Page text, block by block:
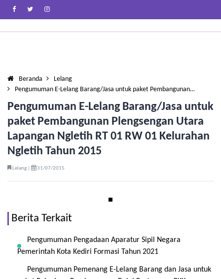
Beranda
Lelang
Pengumuman E-Lelang Barang/Jasa untuk paket Pembangunan…
Pengumuman E-Lelang Barang/Jasa untuk
paket Pembangunan Plengsengan Utara
Lapangan Ngletih RT 01 RW 01 Kelurahan
Ngletih Tahun 2015
Lelang | 31/07/2015
Berita Terkait
Pengumuman Pengadaan Aparatur Sipil Negara
Pemerintah Kota Kediri Formasi Tahun 2021
Pengumuman Pemenang E-Lelang Barang dan Jasa untuk